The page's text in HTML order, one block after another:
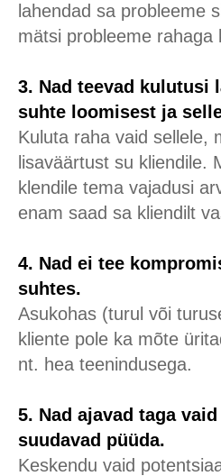
lahendad sa probleeme
mätsi probleeme rahaga
3. Nad teevad kulutusi
suhte loomisest ja
Kuluta raha vaid sellele,
lisaväärtust su kliendile.
klendile tema vajadusi
enam saad sa kliendilt
4. Nad ei tee
suhtes.
Asukohas (turul või
kliente pole ka mõte
nt. hea teenindusega.
5. Nad ajavad taga
suudavad püüda.
Keskendu vaid